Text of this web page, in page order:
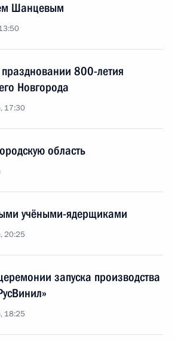
Шанцевым
800-летия
Новгорода
17:30
область
учёными-ядерщиками
20:25
запуска производства
18:25